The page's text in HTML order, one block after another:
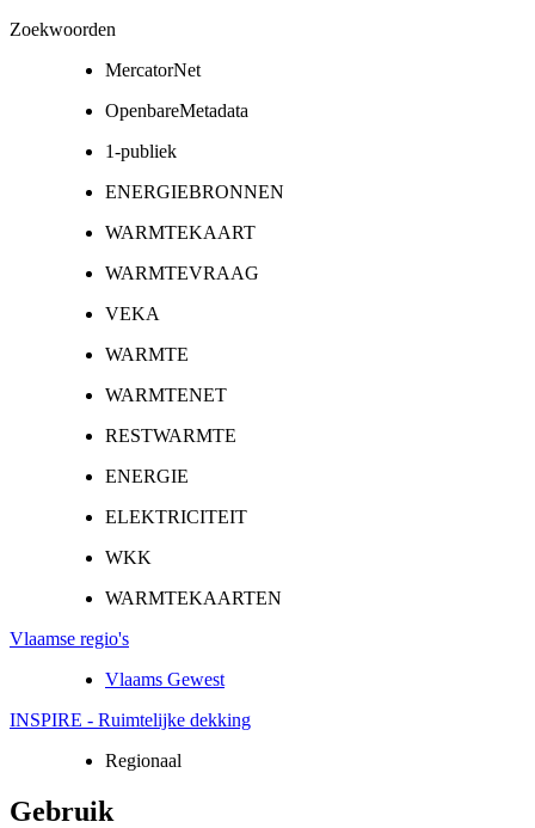
Zoekwoorden
MercatorNet
OpenbareMetadata
1-publiek
ENERGIEBRONNEN
WARMTEKAART
WARMTEVRAAG
VEKA
WARMTE
WARMTENET
RESTWARMTE
ENERGIE
ELEKTRICITEIT
WKK
WARMTEKAARTEN
Vlaamse regio's
Vlaams Gewest
INSPIRE - Ruimtelijke dekking
Regionaal
Gebruik